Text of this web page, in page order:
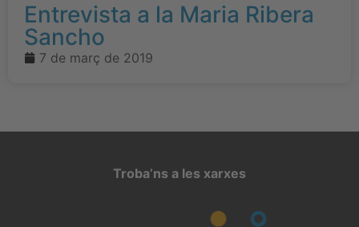
Entrevista a la Maria Ribera
Sancho
7 de març de 2019
Troba’ns a les xarxes